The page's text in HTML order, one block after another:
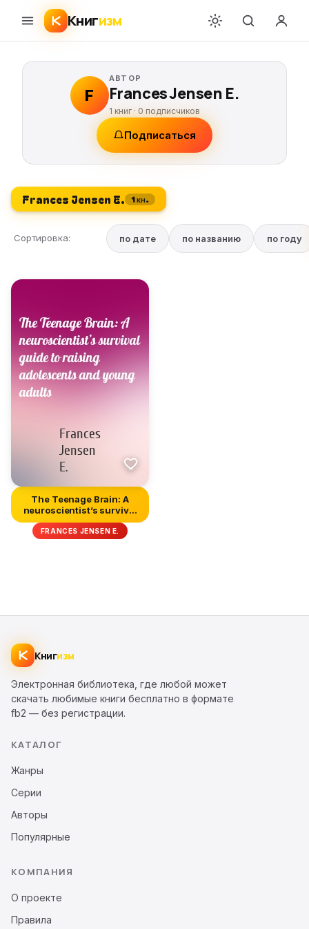
Книгизм
F
АВТОР
Frances Jensen E.
1 книг · 0 подписчиков
Подписаться
Frances Jensen E. 1 кн.
Сортировка: по дате по названию по году
The Teenage Brain: A
neuroscientist’s survival
gui...
FRANCES JENSEN E.
Книгизм
Электронная библиотека, где любой может
скачать любимые книги бесплатно в формате
fb2 — без регистрации.
КАТАЛОГ
Жанры
Серии
Авторы
Популярные
КОМПАНИЯ
О проекте
Правила